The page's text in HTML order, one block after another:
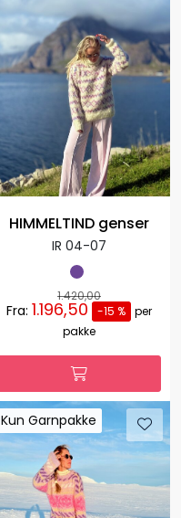
HIMMELTIND genser
IR 04-07
1.420,00
Fra: 1.196,50 -15 % per
pakke
Kun Garnpakke
Kun Garnpakke